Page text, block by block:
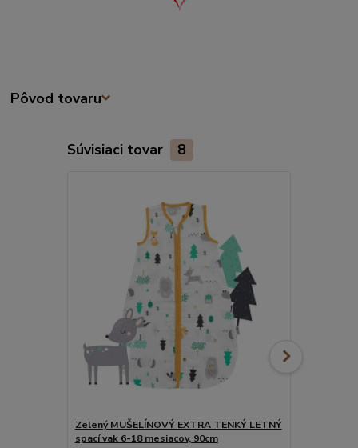
Pôvod tovaru
Súvisiaci tovar 8
Zelený MUŠELÍNOVÝ EXTRA TENKÝ LETNÝ
spací vak 6-18 mesiacov, 90cm